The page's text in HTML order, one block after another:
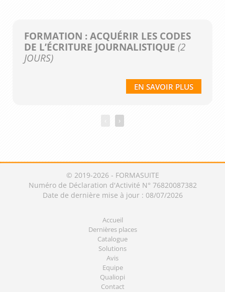
FORMATION : ACQUÉRIR LES CODES
DE L’ÉCRITURE JOURNALISTIQUE (2
JOURS)
EN SAVOIR PLUS
›
© 2019-2026 - FORMASUITE
Numéro de Déclaration d'Activité N° 76820087382
Date de dernière mise à jour : 08/07/2026
Accueil
Dernières places
Catalogue
Solutions
Avis
Equipe
Qualiopi
Contact